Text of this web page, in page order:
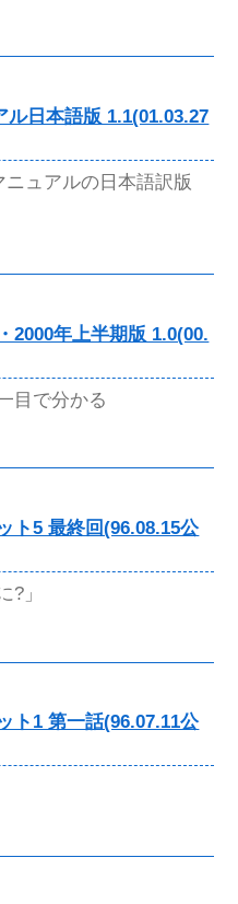
日本語版 1.1(01.03.27
ュアルの日本語訳版
2000年上半期版 1.0(00.
目で分かる
ト5 最終回(96.08.15公
?」
ト1 第一話(96.07.11公